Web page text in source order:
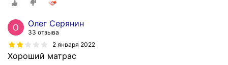
Олег Серянин
33 отзыва
2 января 2022
Хороший матрас